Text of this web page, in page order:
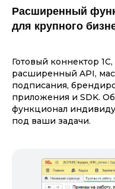
Расширенный
для крупного
Готовый коннектор 1С,
расширенный API,
подписания,
приложения и SDK.
функционал
под ваши задачи.
Тарифы